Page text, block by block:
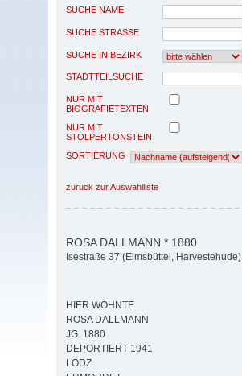
SUCHE NAME
SUCHE STRASSE
SUCHE IN BEZIRK
STADTTEILSUCHE
NUR MIT
BIOGRAFIETEXTEN
NUR MIT
STOLPERTONSTEIN
SORTIERUNG
zurück zur Auswahlliste
ROSA DALLMANN * 1880
Isestraße 37 (Eimsbüttel, Harvestehude)
HIER WOHNTE
ROSA DALLMANN
JG. 1880
DEPORTIERT 1941
LODZ